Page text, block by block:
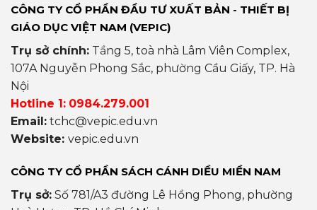
CÔNG TY CỔ PHẦN ĐẦU TƯ XUẤT BẢN - THIẾT BỊ
GIÁO DỤC VIỆT NAM (VEPIC)
Trụ sở chính: Tầng 5, toà nhà Lâm Viên Complex,
107A Nguyễn Phong Sắc, phường Cầu Giấy, TP. Hà
Nội
Hotline 1: 0984.279.001
Email: tchc@vepic.edu.vn
Website: vepic.edu.vn
CÔNG TY CỔ PHẦN SÁCH CÁNH DIỀU MIỀN NAM
Trụ sở: Số 781/A3 đường Lê Hồng Phong, phường